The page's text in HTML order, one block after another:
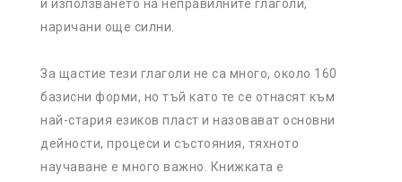
и използването на неправилните глаголи,
наричани още силни.
За щастие тези глаголи не са много, около 160
базисни форми, но тъй като те се отнасят към
най-стария езиков пласт и назовават основни
дейности, процеси и състояния, тяхното
научаване е много важно. Книжката е